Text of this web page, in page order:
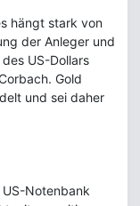
hängt stark von
der Anleger und
US-Dollars
Gold
und sei daher
Notenbank